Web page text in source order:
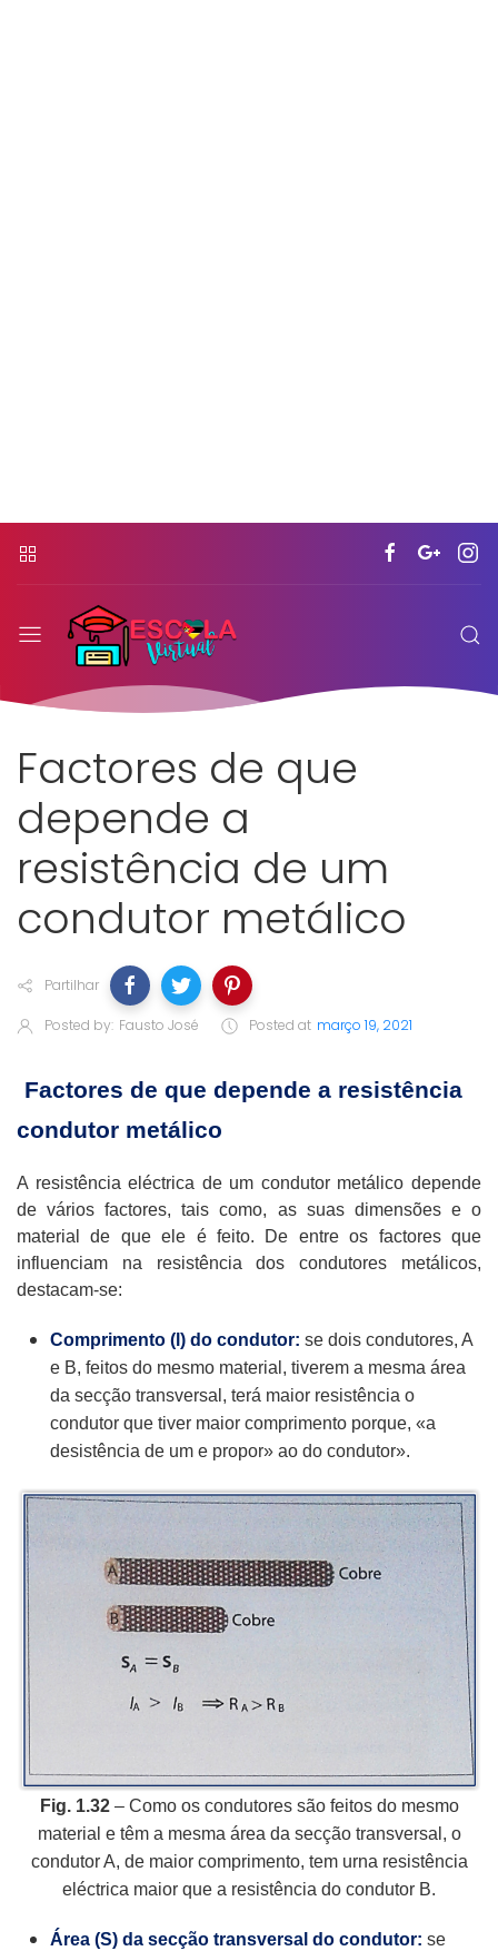
Factores de que
depende a
resistência de um
condutor metálico
Partilhar
Posted by: Fausto José Posted at março 19, 2021
Factores de que depende a resistência
condutor metálico
A resistência eléctrica de um condutor metálico depende
de vários factores, tais como, as suas dimensões e o
material de que ele é feito. De entre os factores que
influenciam na resistência dos condutores metálicos,
destacam-se:
Comprimento (l) do condutor: se dois condutores, A
e B, feitos do mesmo material, tiverem a mesma área
da secção transversal, terá maior resistência o
condutor que tiver maior comprimento porque, «a
desistência de um e propor» ao do condutor».
Fig. 1.32– Como os condutores são feitos do mesmo
material e têm a mesma área da secção transversal, o
condutor A, de maior comprimento, tem urna resistência
eléctrica maior que a resistência do condutor B.
Área (S) da secção transversal do condutor: se